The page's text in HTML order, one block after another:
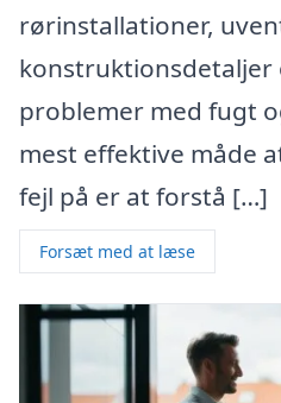
rørinstallationer,
konstruktionsdetaljer
problemer med fugt
mest effektive måde
fejl på er at forstå […]
Forsæt med at læse